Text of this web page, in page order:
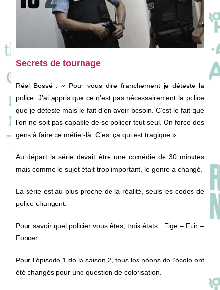
Secrets de tournage
Réal Bossé : « Pour vous dire franchement je déteste la
police. J’ai appris que ce n’est pas nécessairement la police
que je déteste mais le fait d’en avoir besoin. C’est le fait que
l’on ne soit pas capable de se policer tout seul. On force des
gens à faire ce métier-là. C’est ça qui est tragique ».
Au départ la série devait être une comédie de 30 minutes
mais comme le sujet était trop important, le genre a changé.
La série est au plus proche de la réalité, seuls les codes de
police changent.
Pour savoir quel policier vous êtes, trois états : Fige – Fuir –
Foncer
Pour l’épisode 1 de la saison 2, tous les néons de l’école ont
été changés pour une question de colorisation.